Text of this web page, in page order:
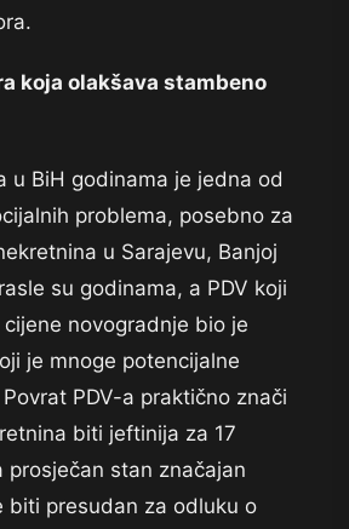
koja olakšava stambeno
u BiH godinama je jedna od
problema, posebno za
u Sarajevu, Banjoj
su godinama, a PDV koji
novogradnje bio je
je mnoge potencijalne
PDV-a praktično znači
biti jeftinija za 17
prosječan stan značajan
biti presudan za odluku o